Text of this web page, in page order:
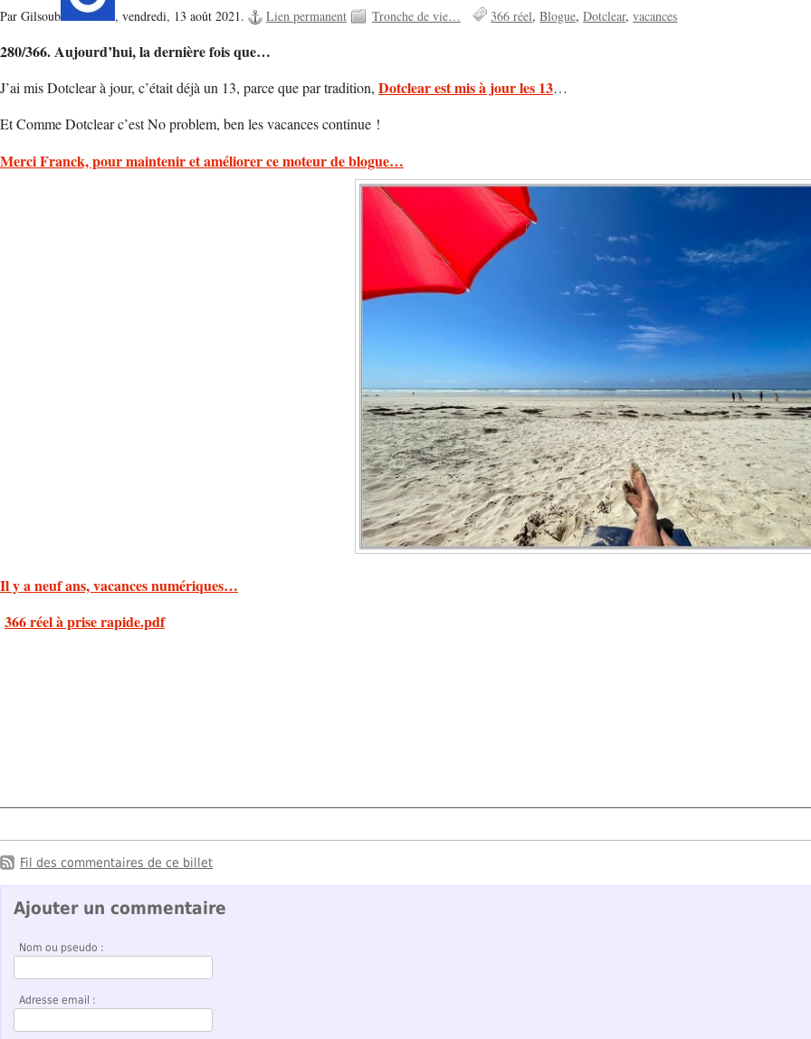
Par Gilsoub , vendredi, 13 août 2021. Lien permanent Tronche de vie… 366 réel Blogue Dotclear vacances
280/366. Aujourd’hui, la dernière fois que…
J’ai mis Dotclear à jour, c’était déjà un 13, parce que par tradition, Dotclear est mis à jour les 13…
Et Comme Dotclear c’est No problem, ben les vacances continue !
Merci Franck, pour maintenir et améliorer ce moteur de blogue…
Il y a neuf ans, vacances numériques…
366 réel à prise rapide.pdf
Fil des commentaires de ce billet
Ajouter un commentaire
Nom ou pseudo :
Adresse email :